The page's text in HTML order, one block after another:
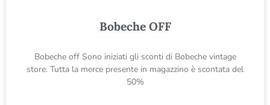
Bobeche OFF
Bobeche off Sono iniziati gli sconti di Bobeche vintage
store. Tutta la merce presente in magazzino è scontata del
50%